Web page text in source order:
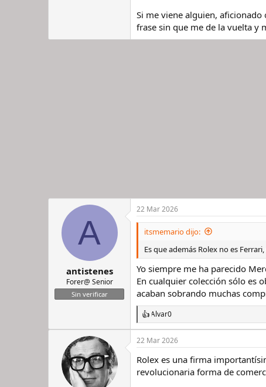
Si me viene alguien,
frase sin que me de la vuelta y
A
antistenes
Forer@ Senior
Sin verificar
22 Mar 2026
itsmemario dijo:
Es que además Rolex no es
Yo siempre me ha parecido
En cualquier colección sólo es
acaban sobrando muchas
R
e
a
c
c
i
o
Alvar0
22 Mar 2026
Rolex es una firma
revolucionaria forma de